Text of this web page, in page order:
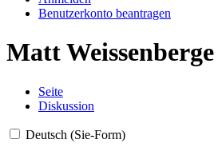
Benutzerkonto beantragen
Matt Weissenberge
Seite
Diskussion
Deutsch (Sie-Form)